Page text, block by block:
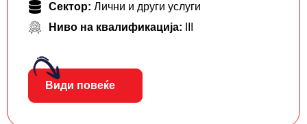
Сектор: Лични и други услуги
Ниво на квалификација:
Види повеќе